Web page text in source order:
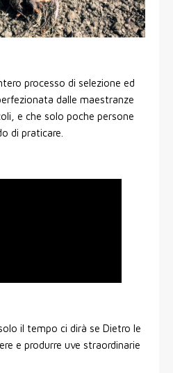
processo di selezione ed
dalle maestranze
e che solo poche persone
di praticare.
il tempo ci dirà se Dietro le
e produrre uve straordinarie